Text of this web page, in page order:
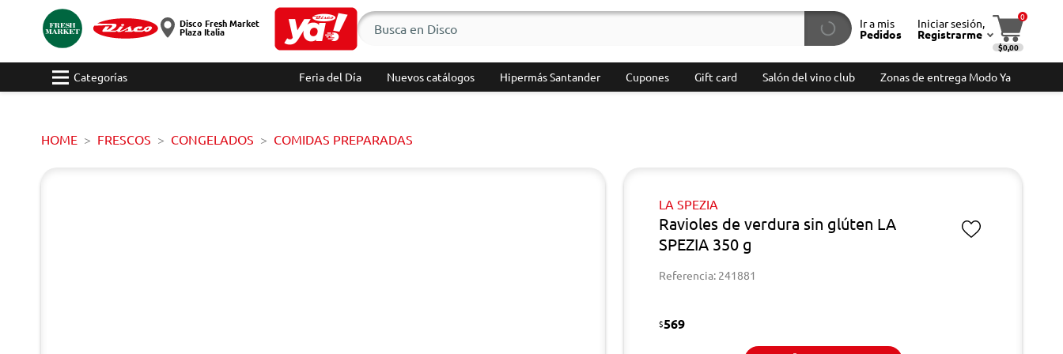
Disco Fresh Market
Plaza Italia
Ir a mis
Pedidos
Iniciar sesión,
Registrarme
0
$0,00
Categorías Feria del Día Nuevos catálogos Hipermás Santander Cupones Gift card Salón del vino club Zonas de entrega Modo Ya
HOME FRESCOS CONGELADOS COMIDAS PREPARADAS
LA SPEZIA
Ravioles de verdura sin glúten LA
SPEZIA 350 g
Referencia: 241881
$569